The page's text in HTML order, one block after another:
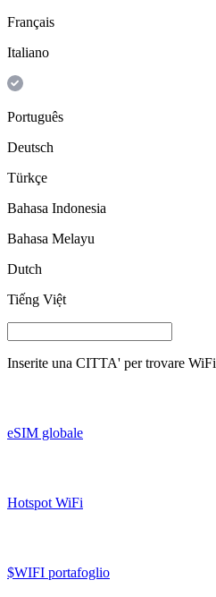
Français
Italiano
Português
Deutsch
Türkçe
Bahasa Indonesia
Bahasa Melayu
Dutch
Tiếng Việt
Inserite una CITTA' per trovare WiFi
eSIM globale
Hotspot WiFi
$WIFI portafoglio